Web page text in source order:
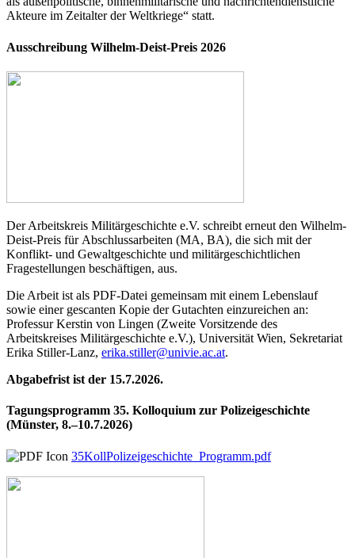
Akteure im Zeitalter der Weltkriege“ statt.
Ausschreibung Wilhelm-Deist-Preis 2026
Der Arbeitskreis Militärgeschichte e.V. schreibt erneut den Wilhelm-
Deist-Preis für Abschlussarbeiten (MA, BA), die sich mit der
Konflikt- und Gewaltgeschichte und militärgeschichtlichen
Fragestellungen beschäftigen, aus.
Die Arbeit ist als PDF-Datei gemeinsam mit einem Lebenslauf
sowie einer gescanten Kopie der Gutachten einzureichen an:
Professur Kerstin von Lingen (Zweite Vorsitzende des
Arbeitskreises Militärgeschichte e.V.), Universität Wien, Sekretariat
Erika Stiller-Lanz, erika.stiller@univie.ac.at.
Abgabefrist ist der 15.7.2026.
Tagungsprogramm 35. Kolloquium zur Polizeigeschichte
(Münster, 8.–10.7.2026)
35KollPolizeigeschichte_Programm.pdf